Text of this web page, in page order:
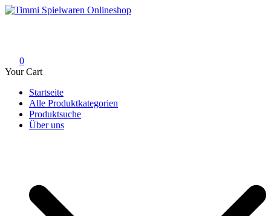
Skip
0
Your Cart
Startseite
Alle Produktkategorien
Produktsuche
Über uns